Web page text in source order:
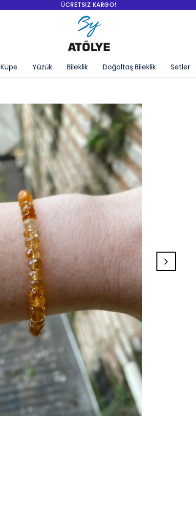
ÜCRETSIZ KARGO!
Küpe Yüzük Bileklik Doğaltaş Bileklik Setler